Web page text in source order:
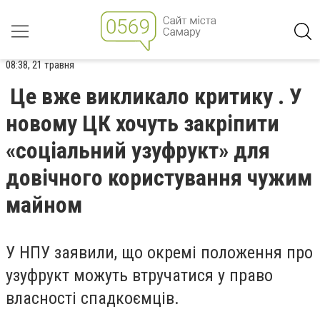
08:38, 21 травня
Це вже викликало критику . У
новому ЦК хочуть закріпити
«соціальний узуфрукт» для
довічного користування чужим
майном
У НПУ заявили, що окремі положення про
узуфрукт можуть втручатися у право
власності спадкоємців.